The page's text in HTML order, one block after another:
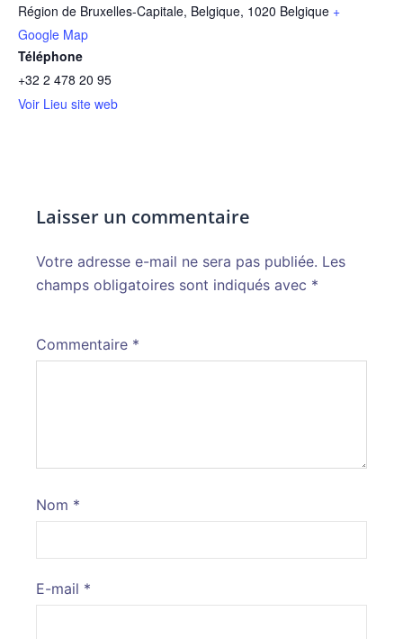
Région de Bruxelles-Capitale, Belgique, 1020 Belgique +
Google Map
Téléphone
+32 2 478 20 95
Voir Lieu site web
Laisser un commentaire
Votre adresse e-mail ne sera pas publiée. Les
champs obligatoires sont indiqués avec *
Commentaire *
Nom *
E-mail *
Alternative: